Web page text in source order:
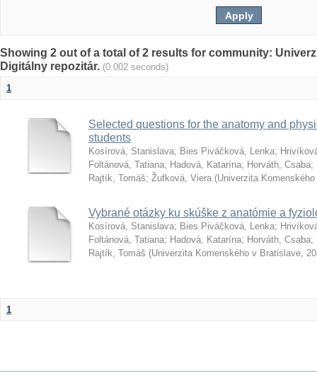
Showing 2 out of a total of 2 results for community:
Digitálny repozitár. (0.002 seconds)
1
Selected questions for the anatomy and
students
Kosírová, Stanislava; Bies Piváčková, Lenka;
Foltánová, Tatiana; Hadová, Katarína; Horváth, Csaba;
Rajtík, Tomáš; Žufková, Viera (Univerzita
Vybrané otázky ku skúške z anatómie a
Kosírová, Stanislava; Bies Piváčková, Lenka;
Foltánová, Tatiana; Hadová, Katarína; Horváth, Csaba;
Rajtík, Tomáš (Univerzita Komenského v Bratislave,
1